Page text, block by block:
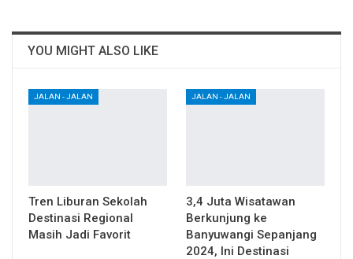
YOU MIGHT ALSO LIKE
JALAN - JALAN
Tren Liburan Sekolah
Destinasi Regional
Masih Jadi Favorit
JALAN - JALAN
3,4 Juta Wisatawan
Berkunjung ke
Banyuwangi Sepanjang
2024, Ini Destinasi